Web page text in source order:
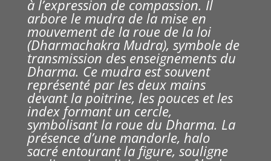
à l’expression de compassion. Il
arbore le mudra de la mise en
mouvement de la roue de la loi
(Dharmachakra Mudra), symbole de
transmission des enseignements du
Dharma. Ce mudra est souvent
représenté par les deux mains
devant la poitrine, les pouces et les
index formant un cercle,
symbolisant la roue du Dharma. La
présence d’une mandorle, halo
sacré entourant la figure, souligne